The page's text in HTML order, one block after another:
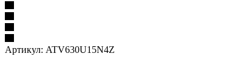
Артикул: ATV630U15N4Z